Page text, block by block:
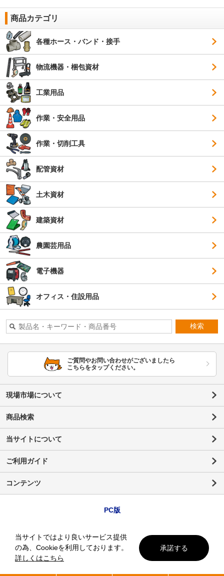
商品カテゴリ
各種ホース・バンド・接手
物流機器・梱包資材
工業用品
作業・安全用品
作業・切削工具
配管資材
土木資材
建築資材
農園芸用品
電子機器
オフィス・住設用品
検索
ご質問やお問い合わせがございましたら
こちらをタップください。
現場市場について
商品検索
当サイトについて
ご利用ガイド
コンテンツ
PC版
当サイトではより良いサービス提供
の為、Cookieを利用しております。
詳しくはこちら
承諾する